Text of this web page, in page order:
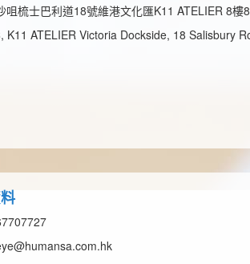
咀梳士巴利道18號維港文化匯K11 ATELIER 8樓
K11 ATELIER Victoria Dockside, 18 Salisbury